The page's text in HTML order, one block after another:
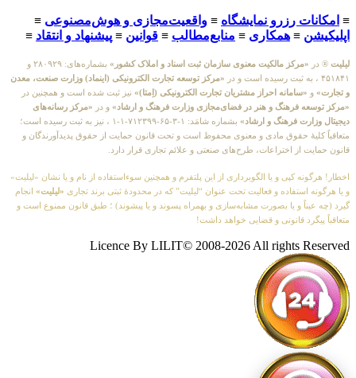
≡ امکانات رزرو نمایشگاه ≡ واقعیت‌مجازی و هوش‌مصنوعی ≡
اپلیکیشن ≡ همکاری ≡ منابع‌مطالب ≡ قوانین ≡ پیشنهاد و انتقاد ≡
لیلیت ® در «مرکز مالکیت معنوی سازمان ثبت اسناد و املاک کشور»
بشماره‌های: ۲۸۰۹۲۹ و
۴۵۱۸۴۱ ، به ثبت رسیده است و در
«مرکز توسعه تجارت الکترونیکی (اینماد) وزارت صنعت، معدن
و تجارت» و «سامانه احراز مشتریان تجارت الکترونیکی (اِمتا)» نیز ثبت شده است و همچنین در
«مرکز توسعه فرهنگ و هنر در فضای‌مجازی وزارت فرهنگ و ارشاد» و در «مرکز رسانه‌های
دیجیتال وزارت فرهنگ و ارشاد»
بشماره شامَد: ۱-۳-۶۵-۷۱۲۳۹۹-۱-۱ ، نیز به ثبت رسیده است؛
متعاقباً کلیهٔ حقوق مادی و معنوی محفوظ است و تحت قانون حمایت از حقوق پدیدآورندگان و
قانون حمایت از اختراعات، طرح‌های صنعتی و علائم تجاری قرار دارد.
اخطار! هرگونه کپی و یا الگوبرداری از این پلتفرم و همچنین سوءاستفاده از نام و یا نشان «لیلیت»
و یا هرگونه استفاده و فعالیت تحت عنوان “لیلیت” که در محدودهٔ ثبتی برند تجاری «لیلیت» انجام
گیرد (چه عیناً و یا بصورت مشابه‌سازی و بهمراه پسوند و یا پیشوند) ؛ طبق قانون ممنوع است و
متعاقباً پیگرد قانونی و قضایی خواهد داشت!
Licence By LILIT© 2008-2026 All rights Reserved